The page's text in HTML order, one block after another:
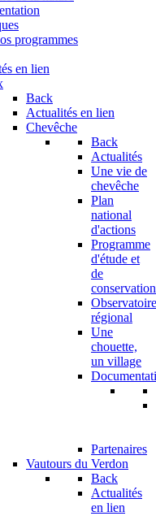
programmes
en lien
Back
Actualités en lien
Chevêche
Back
Actualités
Une vie de
chevêche
Plan
national
d'actions
Programme
d'étude et
de
conservation
Observatoire
régional
Une
chouette,
un village
Partenaires
Vautours du Verdon
Back
Actualités
en lien